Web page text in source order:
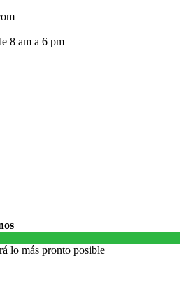
8 am a 6 pm
lo más pronto posible